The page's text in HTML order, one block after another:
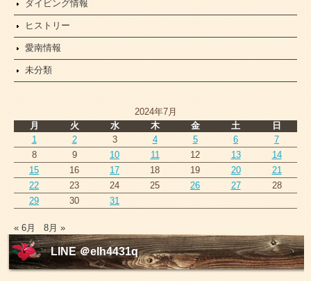
ダイビング情報
ヒストリー
愛南情報
未分類
2024年7月
月
火 水 木 金 土
日
1
2 3 4 5 6
7
8
9 10 11 12 13
14
15
16 17 18 19 20
21
22
23 24 25 26 27
28
29
30 31
« 6月 8月 »
LINE ＠elh4431q